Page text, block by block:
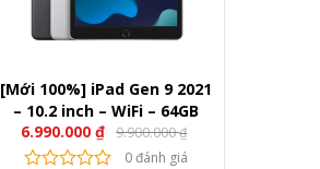
[Mới 100%] iPad Gen 9 2021
– 10.2 inch – WiFi – 64GB
6.990.000₫ 9.900.000₫
0 đánh giá